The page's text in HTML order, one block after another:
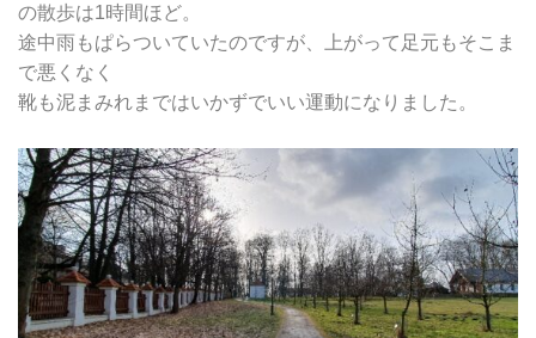
の散歩は1時間ほど。
途中雨もぱらついていたのですが、上がって足元もそこま
で悪くなく
靴も泥まみれまではいかずでいい運動になりました。